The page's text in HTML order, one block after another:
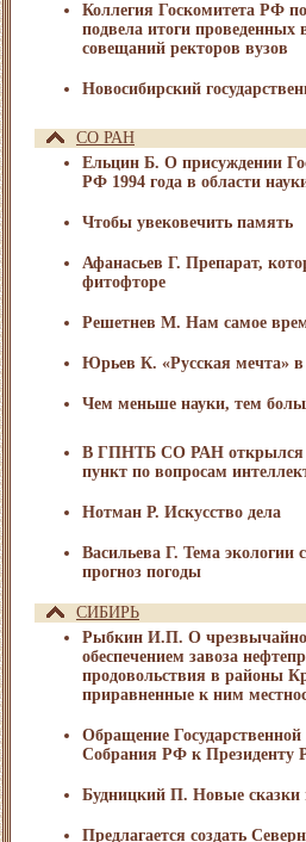
Коллегия Госкомитета РФ
подвела итоги проведенных
совещаний ректоров вузов
Новосибирский
СО РАН
Ельцин Б. О присуждении
РФ 1994 года в области
Чтобы увековечить память
Афанасьев Г. Препарат,
фитофторе
Решетнев М. Нам самое
Юрьев К. «Русская мечта» в
Чем меньше науки, тем
В ГПНТБ СО РАН открылся
пункт по вопросам
Нотман Р. Искусство дела
Васильева Г. Тема экологии
прогноз погоды
СИБИРЬ
Рыбкин И.П. О
обеспечением завоза
продовольствия в районы
приравненные к ним
Обращение
Собрания РФ к
Будницкий П. Новые сказки
Предлагается создать